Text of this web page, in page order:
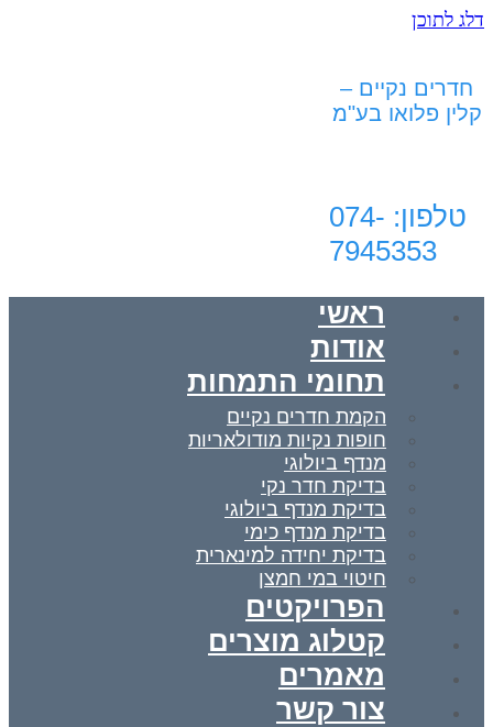
דלג לתוכן
חדרים נקיים –
קלין פלואו בע"מ
טלפון: 074-
7945353‬‏
ראשי
אודות
תחומי התמחות
הקמת חדרים נקיים
חופות נקיות מודולאריות
מנדף ביולוגי
בדיקת חדר נקי
בדיקת מנדף ביולוגי
בדיקת מנדף כימי
בדיקת יחידה למינארית
חיטוי במי חמצן
הפרויקטים
קטלוג מוצרים
מאמרים
צור קשר